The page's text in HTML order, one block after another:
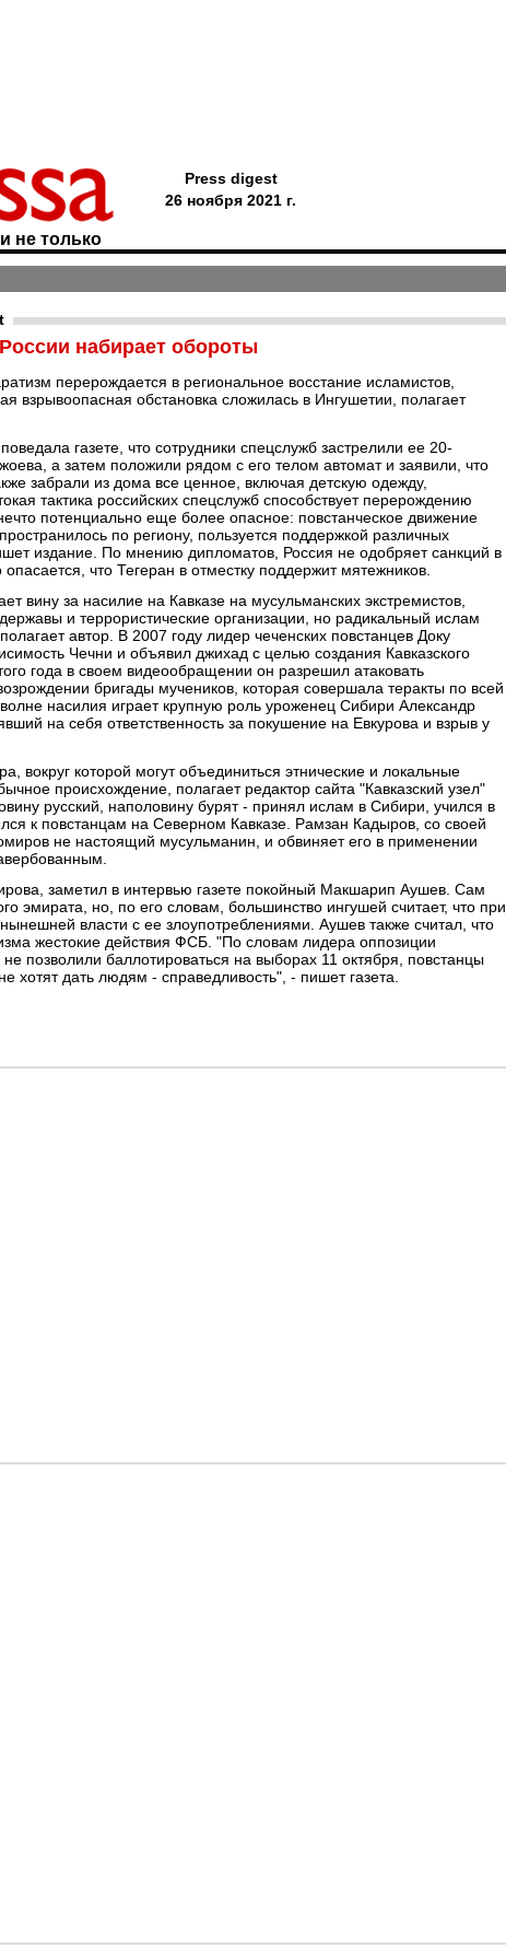
не только
Press digest
26 ноября 2021 г.
набирает обороты
перерождается в региональное восстание исламистов,
взрывоопасная обстановка сложилась в Ингушетии, полагает
газете, что сотрудники спецслужб застрелили ее 20-
а затем положили рядом с его телом автомат и заявили, что
забрали из дома все ценное, включая детскую одежду,
тактика российских спецслужб способствует перерождению
потенциально еще более опасное: повстанческое движение
по региону, пользуется поддержкой различных
издание. По мнению дипломатов, Россия не одобряет санкций в
что Тегеран в отместку поддержит мятежников.
вину за насилие на Кавказе на мусульманских экстремистов,
и террористические организации, но радикальный ислам
автор. В 2007 году лидер чеченских повстанцев Доку
Чечни и объявил джихад с целью создания Кавказского
года в своем видеообращении он разрешил атаковать
бригады мучеников, которая совершала теракты по всей
насилия играет крупную роль уроженец Сибири Александр
на себя ответственность за покушение на Евкурова и взрыв у
вокруг которой могут объединиться этнические и локальные
происхождение, полагает редактор сайта "Кавказский узел"
русский, наполовину бурят - принял ислам в Сибири, учился в
к повстанцам на Северном Кавказе. Рамзан Кадыров, со своей
не настоящий мусульманин, и обвиняет его в применении
заметил в интервью газете покойный Макшарип Аушев. Сам
эмирата, но, по его словам, большинство ингушей считает, что при
власти с ее злоупотреблениями. Аушев также считал, что
жестокие действия ФСБ. "По словам лидера оппозиции
позволили баллотироваться на выборах 11 октября, повстанцы
хотят дать людям - справедливость", - пишет газета.